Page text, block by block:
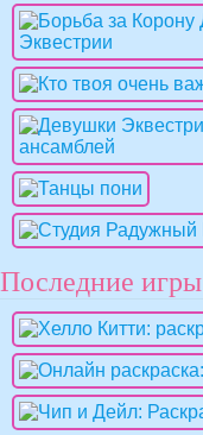
Последние игры